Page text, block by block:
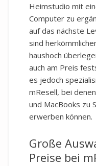
Heimstudio mit
Computer zu
auf das nächste
sind
haushoch
auch am Preis
es jedoch
mResell, bei
und MacBooks zu
erwerben können.
Große
Preise bei